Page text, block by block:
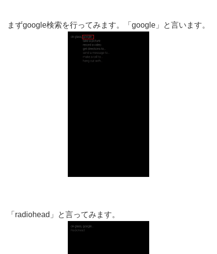
まずgoogle検索を行ってみます。「google」と言います。
「radiohead」と言ってみます。